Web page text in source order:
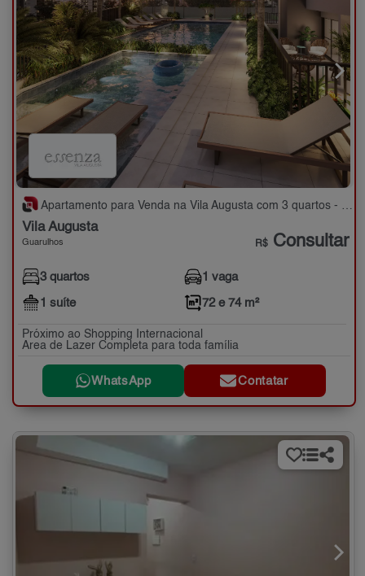
Apartamento para Venda na Vila Augusta com 3 quartos - 72 e 74 m²
Vila Augusta
Guarulhos R$ Consultar
3 quartos
1 suíte
1 vaga
72 e 74 m²
Próximo ao Shopping Internacional
Area de Lazer Completa para toda família
WhatsApp Contatar